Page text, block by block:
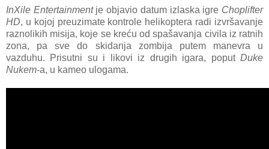
InXile Entertainmentje objavio datum izlaska igre Choplifter
HD, u kojoj preuzimate kontrole helikoptera radi izvršavanje
raznolikih misija, koje se kreću od spašavanja civila iz ratnih
zona, pa sve do skidanja zombija putem manevra u
vazduhu. Prisutni su i likovi iz drugih igara, poput Duke
Nukem-a, u kameo ulogama.